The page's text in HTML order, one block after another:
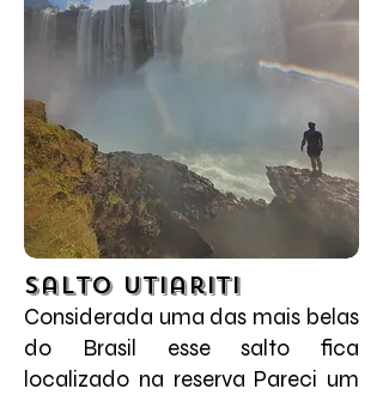
Salto Utiariti
Considerada uma das mais belas
do Brasil esse salto fica
localizado na reserva Pareci um